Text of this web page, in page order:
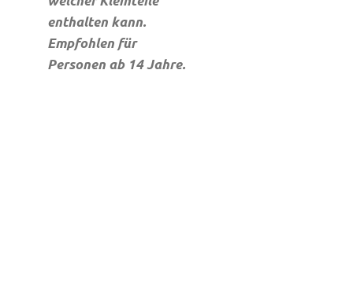
enthalten kann.
Empfohlen für
Personen ab 14 Jahre.